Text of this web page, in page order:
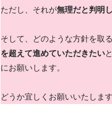
ただし、それが無理だと判明
そして、どのような方針を取
を超えて進めていただきたい
にお願いします。
どうか宜しくお願いいたします